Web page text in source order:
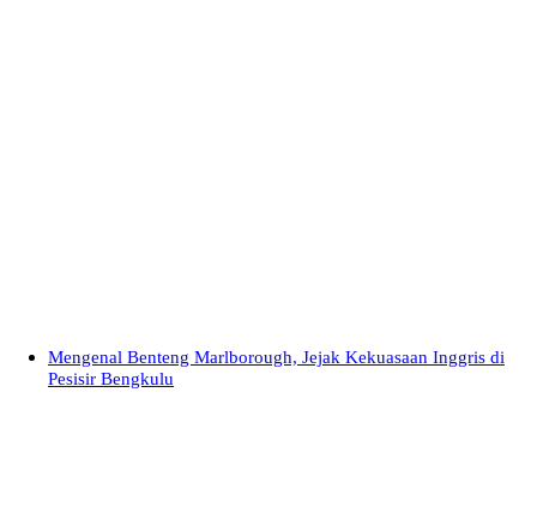
Mengenal Benteng Marlborough, Jejak Kekuasaan Inggris di
Pesisir Bengkulu